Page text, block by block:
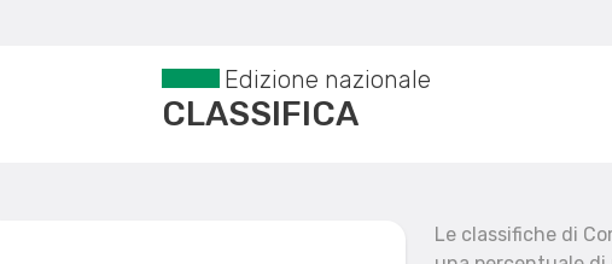
Edizione nazionale
CLASSIFICA
Le classifiche di